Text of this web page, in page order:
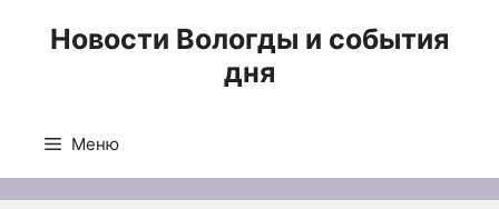
Новости Вологды и события
дня
Меню